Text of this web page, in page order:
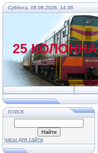
Суббота, 08.08.2026, 14:38
25 КОЛОННА
ПОИСК
часы для сайта